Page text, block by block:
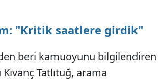
"Kritik saatlere girdik"
beri kamuoyunu bilgilendiren
Tatlıtuğ, arama